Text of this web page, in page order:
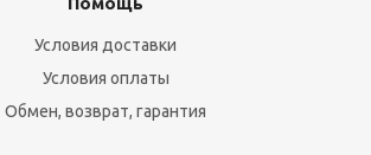
Условия доставки
Условия оплаты
Обмен, возврат, гарантия